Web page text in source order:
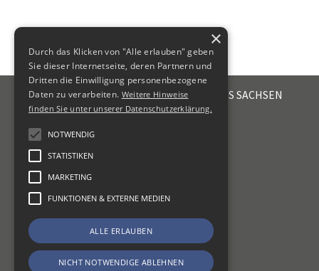
STEUERBERATERKAMMER DES FREISTAATES SACHSEN
Emil-Fuchs-Str. 2
+49 341 56336-0
kammer@sbk-sachsen.de
KONTAKT
DATENSCHUTZ
ERKLÄRUNG ZUR BARRIEREFREIHEIT
×
Durch das Klicken von "Alle erlauben" geben
Sie dieser Internetseite, deren Partnern und
Dritten die Einwilligung personenbezogene
Daten zu verarbeiten. Weitere Hinweise
finden Sie unter unserer Datenschutzerklärung.
NOTWENDIG
STATISTIKEN
MARKETING
FUNKTIONEN & EXTERNE MEDIEN
ALLE ERLAUBEN
NICHT NOTWENDIGE ABLEHNEN